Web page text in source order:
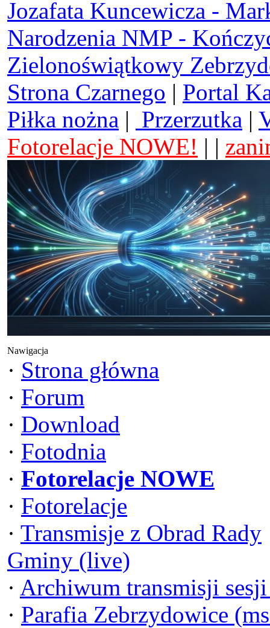
Jozafata Kuncewicza -
Narodzenia NMP -
Zielonoświątkowy
Strona Czarnego | Portal
Piłka nożna | Przerzutka |
Fotorelacje NOWE! | |
Nawigacja
· Strona główna
· Forum
· Download
· Fotodnia
· Fotorelacje NOWE
· Fotorelacje
· Transmisje z Obrad Rady
Gminy (live)
· Archiwum transmisji
· Parafia Zebrzydowice